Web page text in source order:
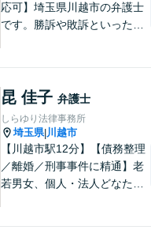
応可】埼玉県川越市の弁護士
です。勝訴や敗訴といった結
い。
昆 佳子 弁護士
しらゆり法律事務所
埼玉県|川越市
【川越市駅12分】【債務整理
／離婚／刑事事件に精通】老
若男女、個人・法人どなたか